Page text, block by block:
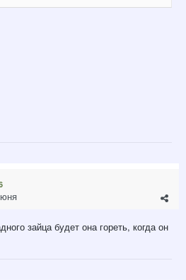
зайца будет она гореть, когда он